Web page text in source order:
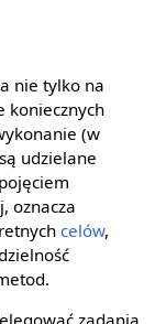
nie tylko na
koniecznych
(w
udzielane
oznacza
celów,